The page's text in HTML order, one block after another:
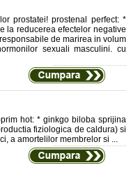
prostatei! prostenal perfect: *
la reducerea efectelor negative
de marirea in volum
sexuali masculini. cu
hot: * ginkgo biloba sprijina
fiziologica de caldura) si
a amortelilor membrelor si ...